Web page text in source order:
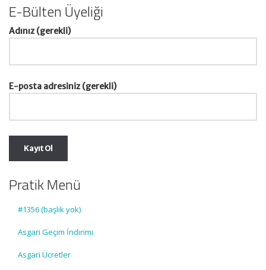
E-Bülten Üyeliği
Adınız (gerekli)
E-posta adresiniz (gerekli)
Pratik Menü
#1356 (başlık yok)
Asgari Geçim İndirimi
Asgari Ücretler